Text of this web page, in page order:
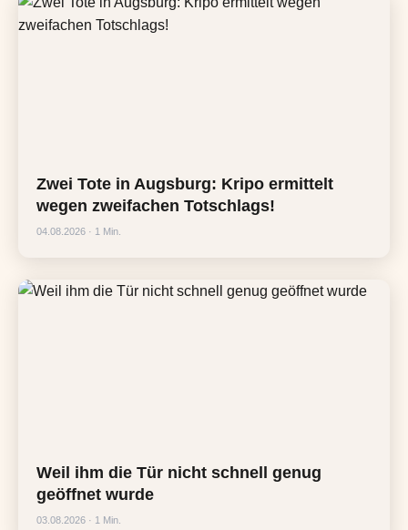
Zwei Tote in Augsburg: Kripo ermittelt
wegen zweifachen Totschlags!
04.08.2026 · 1 Min.
Weil ihm die Tür nicht schnell genug
geöffnet wurde
03.08.2026 · 1 Min.